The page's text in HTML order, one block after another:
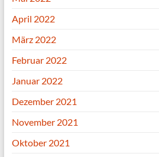
April 2022
März 2022
Februar 2022
Januar 2022
Dezember 2021
November 2021
Oktober 2021